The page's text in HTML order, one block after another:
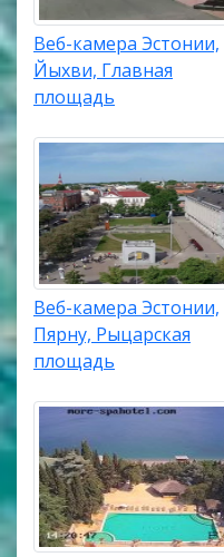
Веб-камера Эстонии,
Йыхви, Главная
площадь
Веб-камера Эстонии,
Пярну, Рыцарская
площадь